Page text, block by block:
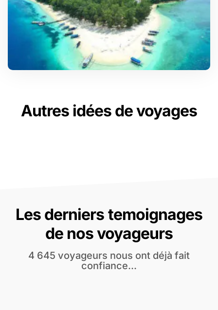
Autres idées de voyages
Les derniers temoignages
de nos voyageurs
4 645 voyageurs nous ont déjà fait
confiance...